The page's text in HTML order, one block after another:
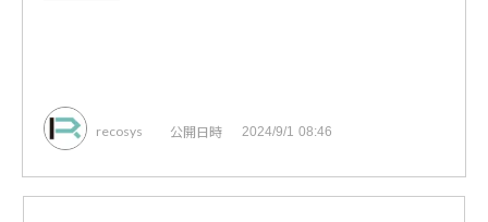
recosys 公開日時 2024/9/1 08:46